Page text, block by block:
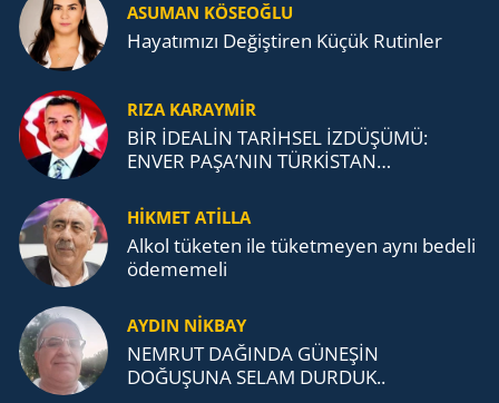
ASUMAN KÖSEOĞLU
Ha­ya­tı­mı­zı De­ğiş­ti­ren Küçük Ru­tin­ler
RIZA KARAYMIR
BİR İDEALİN TARİHSEL İZDÜŞÜMÜ:
ENVER PAŞA’NIN TÜRKİSTAN
TEŞKİLATI’NA UZANAN MİRASI
HİKMET ATİLLA
Alkol tü­ke­ten ile tü­ket­me­yen aynı be­de­li
öde­me­me­li
AYDIN NİKBAY
NEMRUT DAĞINDA GÜNEŞİN
DOĞUŞUNA SELAM DURDUK..